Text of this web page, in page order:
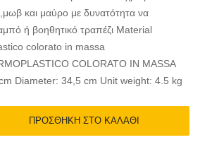
και μαύρο με δυνατότητα να
ή βοηθητικό τραπέζι Material
colorato in massa
COLORATO IN MASSA
Diameter: 34,5 cm Unit weight: 4.5 kg
ΠΡΟΣΘΉΚΗ ΣΤΟ ΚΑΛΆΘΙ